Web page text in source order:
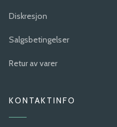
Diskresjon
Salgsbetingelser
Retur av varer
KONTAKTINFO